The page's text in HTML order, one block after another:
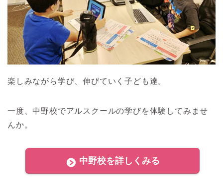
楽しみながら学び、伸びていく子ども達。
一度、中野校でアルスクールの学びを体験してみませ
んか。
中野校を詳しくみる